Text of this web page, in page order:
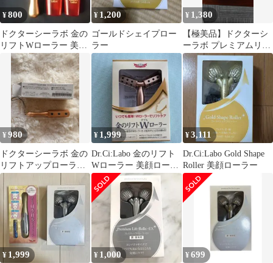
¥800
ドクターシーラボ 金の
リフトWローラー 美顔
ローラー フェイスロー
ラー
¥ 1,200
ゴールドシェイプロー
ラー
¥ 1,380
【極美品】ドクターシ
ーラボ プレミアムリフ
トローラーEX 顔・全
身用
¥980
ドクターシーラボ 金の
リフトアップローラー
ゴールド フェイシャル
マッサージャー
¥ 1,999
Dr.Ci:Labo 金のリフト
Wローラー 美顔ローラ
ー
¥3,111
Dr.Ci:Labo Gold Shape
Roller 美顔ローラー
¥ 1,999 ¥ 1,000 ¥699